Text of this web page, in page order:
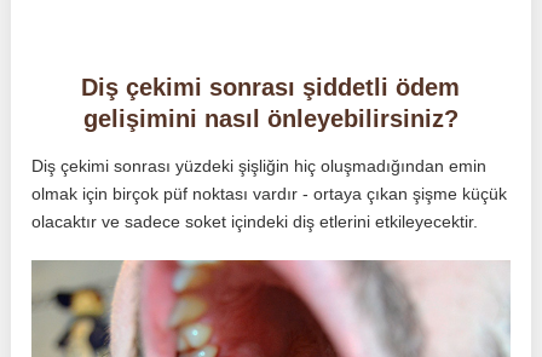
Diş çekimi sonrası şiddetli ödem
gelişimini nasıl önleyebilirsiniz?
Diş çekimi sonrası yüzdeki şişliğin hiç oluşmadığından emin
olmak için birçok püf noktası vardır - ortaya çıkan şişme küçük
olacaktır ve sadece soket içindeki diş etlerini etkileyecektir.